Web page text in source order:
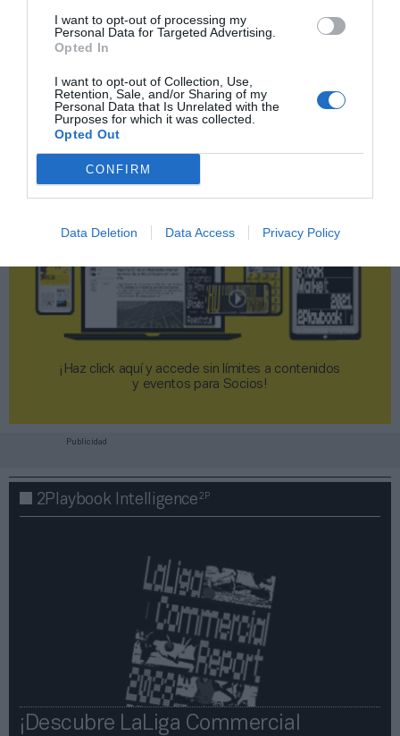
I want to opt-out of processing my
Personal Data for Targeted Advertising.
Opted In
I want to opt-out of Collection, Use,
Retention, Sale, and/or Sharing of my
Personal Data that Is Unrelated with the
Purposes for which it was collected.
Opted Out
CONFIRM
Data Deletion Data Access Privacy Policy
Publicidad
2Playbook Club
¡Haz click aquí y accede sin límites a contenidos
y eventos para Socios!​​​​​​​
Publicidad
2Playbook Intelligence2P
¡Descubre LaLiga Commercial